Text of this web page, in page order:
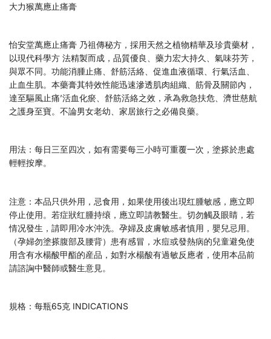
大力猴萬應止痛膏
怡安堂萬應止痛膏 乃祖傳秘方，採用天然之植物精華及珍貴藥材，
以現代科學方 法精製而成，品質優良、藥力宏大持久、氣味芬芳，
與眾不同。功能消腫止痛、舒筋活絡、促進血液循環、行氣活血、
止血生肌。本藥膏其特效性能迅速滲透肌肉組織、筋骨及關節內，
達至驅風止痛’活血化瘀、舒筋活絡之效，承為救急扶危、濟世慈航
之護身至寶。不論男女老幼、家居旅行之必備良藥。
用法：每日三至四次，如有需要每三小時可重覆一次，塗搽於患處
輕輕按摩。
注意：本品只供外用，忌食用，如果使用後出現红腫敏感，應立即
停止使用。若症狀红腫持缞，應立即請教醫生。切勿觸及眼睛，若
情况發生，請即用冷水沖洗。孕婦及皮膚敏感者慎用，嬰兒忌用。
（孕婦勿塗搽腹部及腰背）患有感冒，水痘或發熱病的兒童避免使
用含有水楊酸甲酯的産品，如對水楊酸有過敏反應者，使用本品前
請諮詾中醫師或醫生意見。
規格：每瓶65克 INDICATIONS